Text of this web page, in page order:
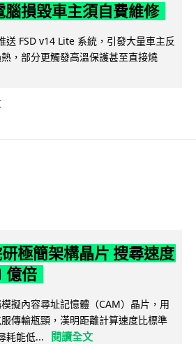
腦損毀車主須自費維修
送 FSD v14 Lite 系統，引發大量車主反
，部分更觸發高溫保護甚至直接燒
極簡架構晶片 搜尋速度
億倍
擬內容尋址記憶體（CAM）晶片，用
傳輸瓶頸，漢明距離計算速度比標準
耗能低...
閱讀全文